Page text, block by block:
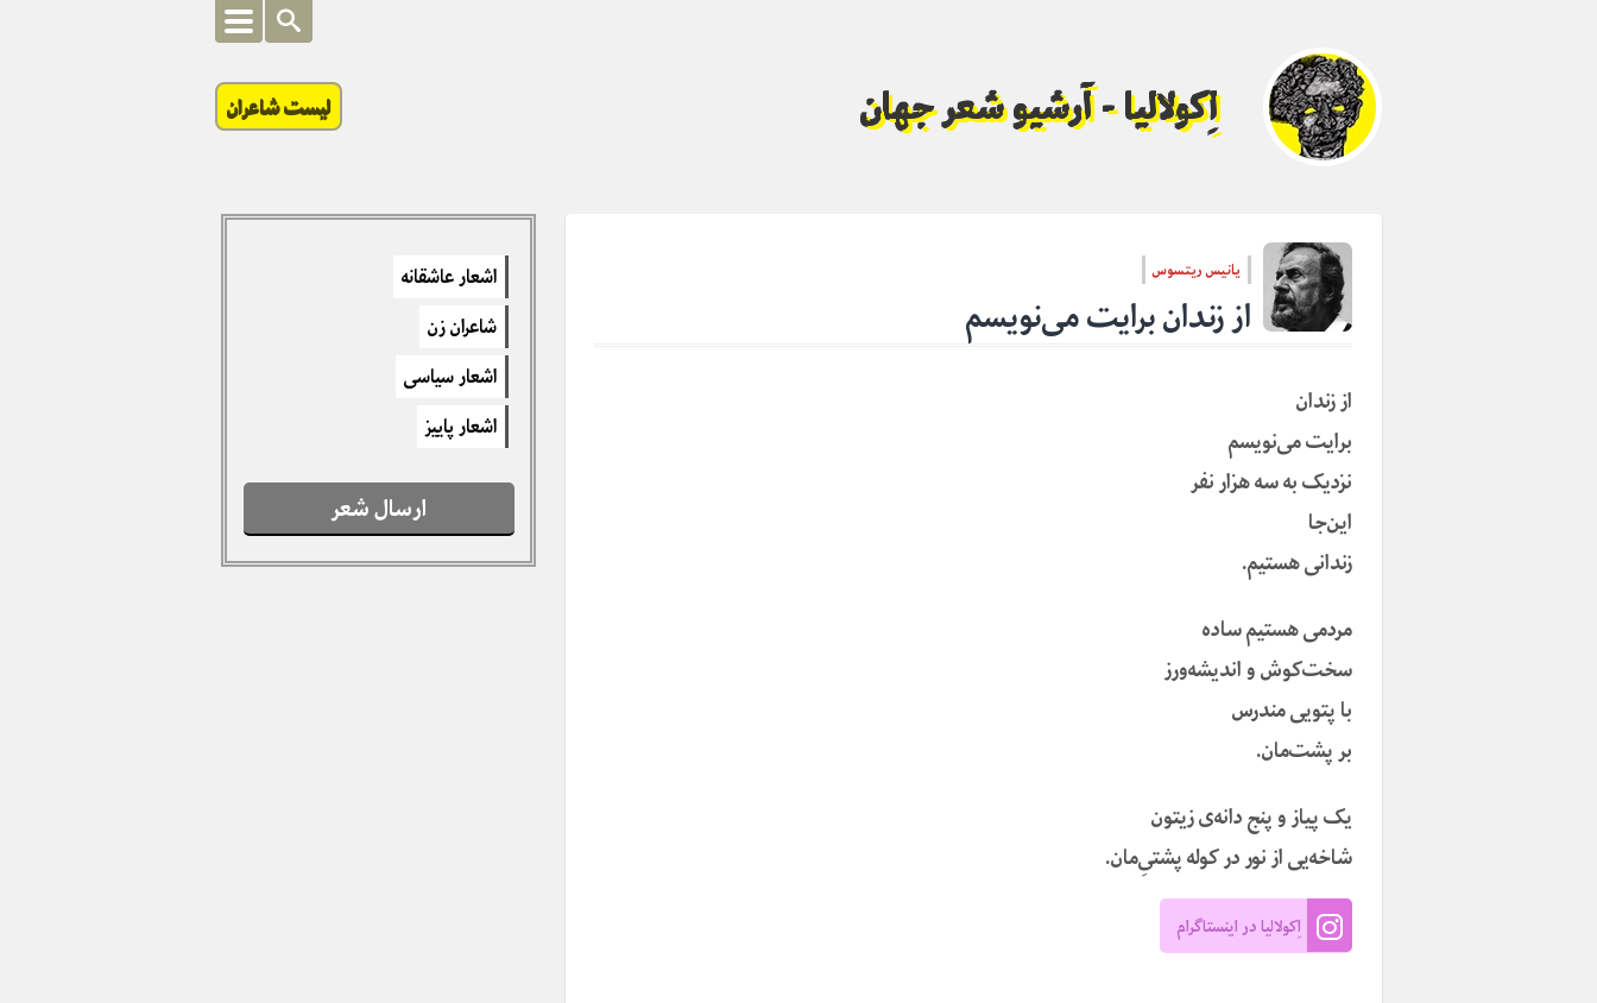
اِکولالیا - آرشیو شعر جهان لیست شاعران
یانیس ریتسوس
از زندان برایت می‌نویسم
از زندان
برایت می‌نویسم
نزدیک به سه هزار نفر
این‌جا
زندانی هستیم.
مردمی هستیم ساده
سخت‌کوش و اندیشه‌ورز
با پتویی مندرس
بر پشت‌مان.
یک پیاز و پنج دانه‌ی زیتون
شاخه‌یی از نور در کوله پشتیِ‌مان.
اِکولالیا در اینستاگرام
اشعار عاشقانه
شاعران زن
اشعار سیاسی
اشعار پاییز
ارسال شعر